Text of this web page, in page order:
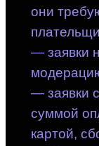
они
— заявки
— заявки
суммой
картой,